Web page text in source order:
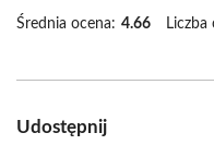
Średnia ocena: 4.66 Liczba
Udostępnij